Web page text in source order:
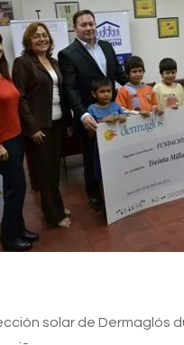
solar de Dermaglós